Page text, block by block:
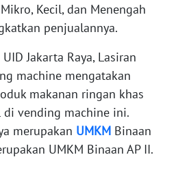
Kecil, dan Menengah
penjualannya.
UID Jakarta Raya, Lasiran
machine mengatakan
makanan ringan khas
vending machine ini.
merupakan UMKM Binaan
UMKM Binaan AP II.